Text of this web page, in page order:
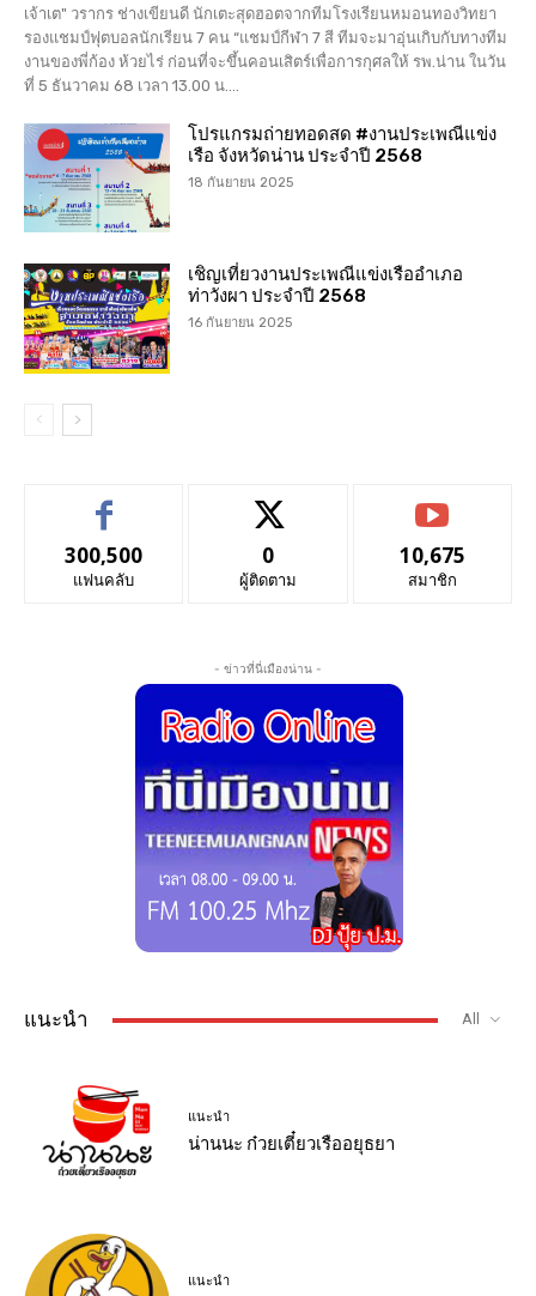
เจ้าเต" วรากร ช่างเขียนดี นักเตะสุดฮอตจากทีมโรงเรียนหมอนทองวิทยา
รองแชมป์ฟุตบอลนักเรียน 7 คน “แชมป์กีฬา 7 สี ทีมจะมาอุ่นเกิบกับทางทีม
งานของพี่ก้อง ห้วยไร่ ก่อนที่จะขึ้นคอนเสิตร์เพื่อการกุศลให้ รพ.น่าน ในวัน
ที่ 5 ธันวาคม 68 เวลา 13.00 น....
โปรแกรมถ่ายทอดสด #งานประเพณีแข่ง
เรือ จังหวัดน่าน ประจำปี 2568
18 กันยายน 2025
เชิญเที่ยวงานประเพณีแข่งเรืออำเภอ
ท่าวังผา ประจำปี 2568
16 กันยายน 2025
300,500
แฟนคลับ
0
ผู้ติดตาม
10,675
สมาชิก
- ข่าวที่นี่เมืองน่าน -
แนะนำ All
แนะนำ
น่านนะ ก๋วยเตี๋ยวเรืออยุธยา
แนะนำ